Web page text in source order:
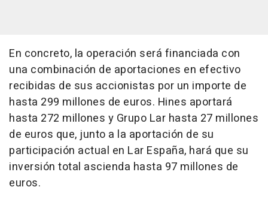
En concreto, la operación será financiada con
una combinación de aportaciones en efectivo
recibidas de sus accionistas por un importe de
hasta 299 millones de euros. Hines aportará
hasta 272 millones y Grupo Lar hasta 27 millones
de euros que, junto a la aportación de su
participación actual en Lar España, hará que su
inversión total ascienda hasta 97 millones de
euros.